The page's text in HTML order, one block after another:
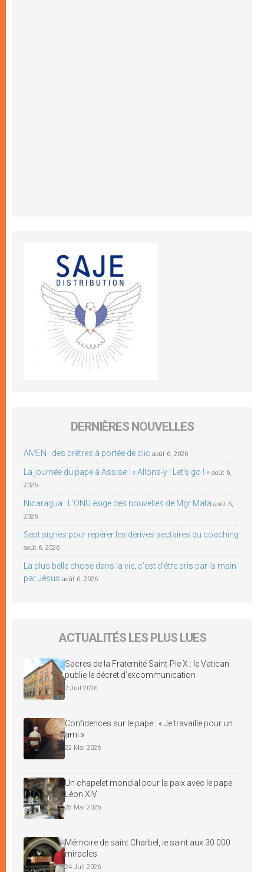
DERNIÈRES NOUVELLES
AMEN : des prêtres à portée de clic août 6, 2026
La journée du pape à Assise : « Allons-y ! Let’s go ! » août 6,
2026
Nicaragua : L’ONU exige des nouvelles de Mgr Mata août 6,
2026
Sept signes pour repérer les dérives sectaires du coaching
août 6, 2026
La plus belle chose dans la vie, c’est d’être pris par la main
par Jésus août 6, 2026
ACTUALITÉS LES PLUS LUES
Sacres de la Fraternité Saint-Pie X : le Vatican
publie le décret d’excommunication
2 Juil 2026
Confidences sur le pape : « Je travaille pour un
ami »
22 Mai 2026
Un chapelet mondial pour la paix avec le pape
Léon XIV
28 Mai 2026
Mémoire de saint Charbel, le saint aux 30 000
miracles
24 Juil 2026